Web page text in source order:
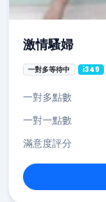
激情騷婦
一對多等待中 i349
一對多點數
一對一點數
滿意度評分